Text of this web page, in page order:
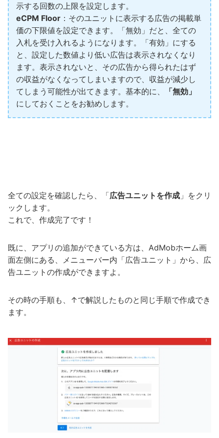
示する回数の上限を設定します。
eCPM Floor ：そのユニットに表示する広告の掲載単
価の下限値を設定できます。「無効」だと、全ての
入札を受け入れるようになります。「有効」にする
と、設定した数値より低い広告は表示されなくなり
ます。表示されないと、その広告から得られたはず
の収益がなくなってしまいますので、収益が減少し
てしまう可能性が出てきます。基本的に、
「無効」
にしておくことをお勧めします。
全ての設定を確認したら、「広告ユニットを作成 」をクリ
ックします。
これで、作成完了です！
既に、アプリの追加ができている方は、AdMobホーム画
面左側にある、メニューバー内「広告ユニット」から、広
告ユニットの作成ができますよ。
その時の手順も、↑で解説したものと同じ手順で作成でき
ます。